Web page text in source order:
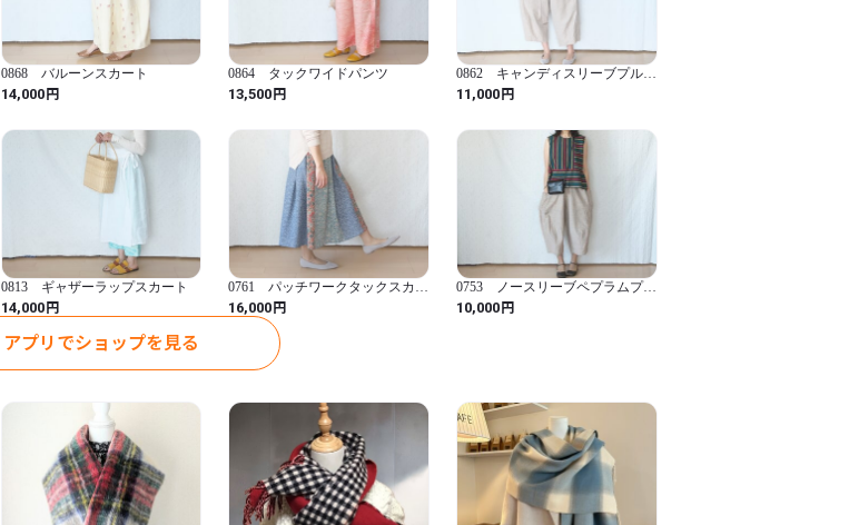
★素材
目立ったダメージはありません。
一度水洗いしていますので、ご家庭でお洗濯が可能ですが、色落ちし
ますので他のものと一緒にせずに、中性洗剤でやさしく素早く手洗い
たりする可能性がありますので、軽く押し洗いする程度にしてくださ
い。脱水は1分以内、しわをのばして陰干ししてください。
お洗濯が心配な方はドライクリーニングをお勧めします。
0868 バルーンスカート
14,000円
0864 タックワイドパンツ
13,500円
0862 キャンディスリーブプルオ
ーバー
11,000円
0813 ギャザーラップスカート
14,000円
0761 パッチワークタックスカー
ト
16,000円
0753 ノースリーブペプラムプル
オーバー
10,000円
アプリでショップを見る